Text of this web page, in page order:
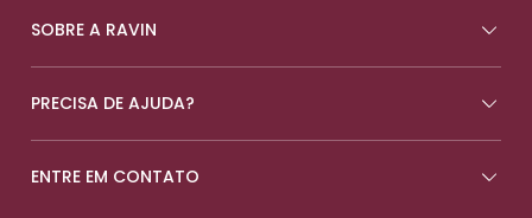
SOBRE A RAVIN
PRECISA DE AJUDA?
ENTRE EM CONTATO